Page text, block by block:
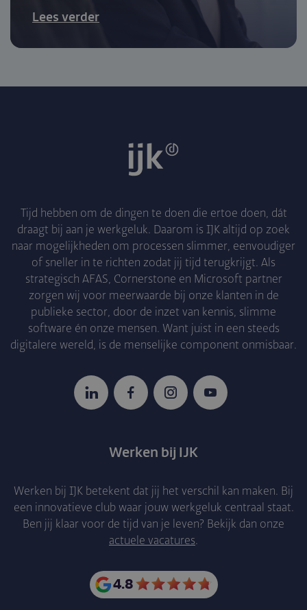
Lees verder
Tijd hebben om de dingen te doen die ertoe doen, dát
draagt bij aan je werkgeluk. Daarom is IJK altijd op zoek
naar mogelijkheden om processen slimmer, eenvoudiger
of sneller in te richten zodat jij tijd terugkrijgt. Als
strategisch AFAS, Cornerstone en Microsoft partner
zorgen wij voor meerwaarde bij onze klanten in de
publieke sector, door de inzet van kennis, slimme
software én onze mensen. Want juist in een steeds
digitalere wereld, is de menselijke component onmisbaar.
Werken bij IJK
Werken bij IJK betekent dat jij het verschil kan maken. Bij
een innovatieve club waar jouw werkgeluk centraal staat.
Ben jij klaar voor de tijd van je leven? Bekijk dan onze
actuele vacatures.
4.8